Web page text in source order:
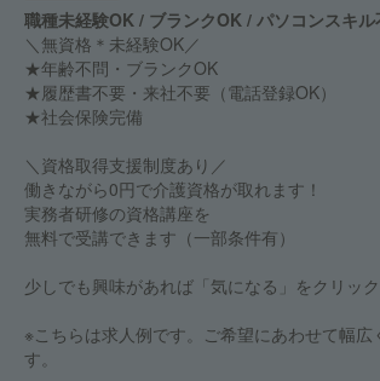
職種未経験OK / ブランクOK / パソコンスキ
＼無資格＊未経験OK／
★年齢不問・ブランクOK
★履歴書不要・来社不要（電話登録OK）
★社会保険完備
＼資格取得支援制度あり／
働きながら0円で介護資格が取れます！
実務者研修の資格講座を
無料で受講できます（一部条件有）
少しでも興味があれば「気になる」をクリック
※こちらは求人例です。ご希望にあわせて幅広
す。